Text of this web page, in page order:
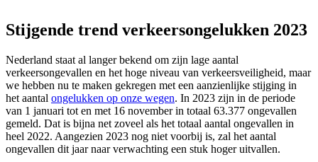
Stijgende trend verkeersongelukken 2023
Nederland staat al langer bekend om zijn lage aantal
verkeersongevallen en het hoge niveau van verkeersveiligheid, maar
we hebben nu te maken gekregen met een aanzienlijke stijging in
het aantal ongelukken op onze wegen. In 2023 zijn in de periode
van 1 januari tot en met 16 november in totaal 63.377 ongevallen
gemeld. Dat is bijna net zoveel als het totaal aantal ongevallen in
heel 2022. Aangezien 2023 nog niet voorbij is, zal het aantal
ongevallen dit jaar naar verwachting een stuk hoger uitvallen.